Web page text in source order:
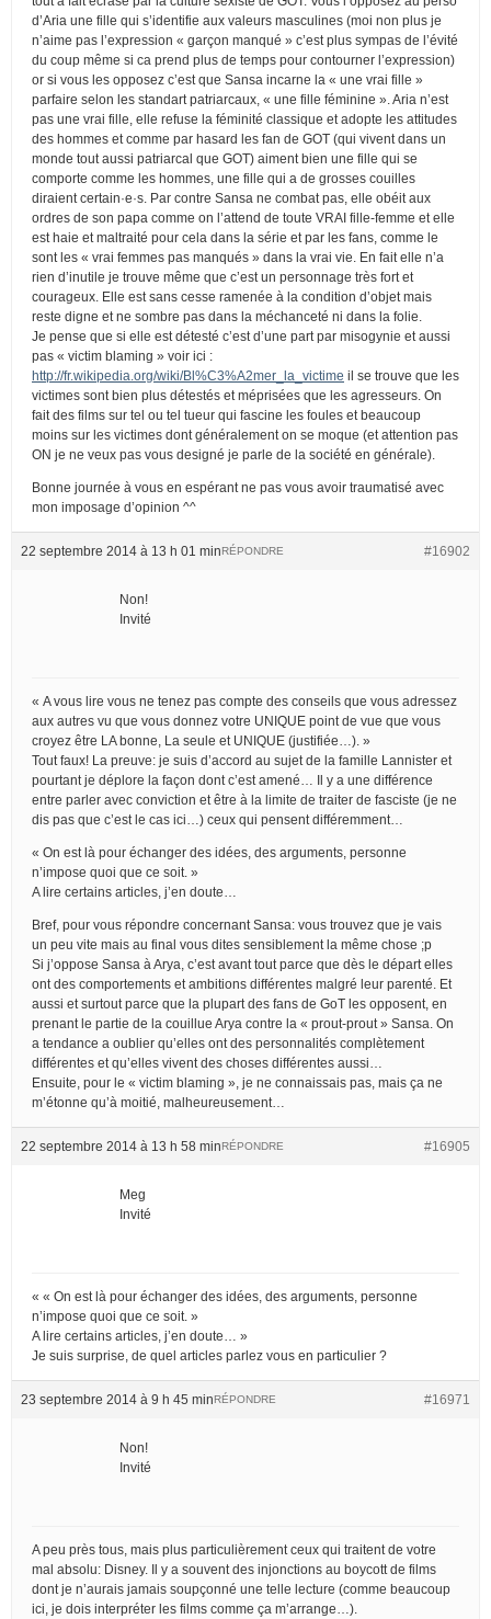
d’Aria une fille qui s’identifie aux valeurs masculines (moi non plus je
n’aime pas l’expression « garçon manqué » c’est plus sympas de l’évité
du coup même si ca prend plus de temps pour contourner l’expression)
or si vous les opposez c’est que Sansa incarne la « une vrai fille »
parfaire selon les standart patriarcaux, « une fille féminine ». Aria n’est
pas une vrai fille, elle refuse la féminité classique et adopte les attitudes
des hommes et comme par hasard les fan de GOT (qui vivent dans un
monde tout aussi patriarcal que GOT) aiment bien une fille qui se
comporte comme les hommes, une fille qui a de grosses couilles
diraient certain·e·s. Par contre Sansa ne combat pas, elle obéit aux
ordres de son papa comme on l’attend de toute VRAI fille-femme et elle
est haie et maltraité pour cela dans la série et par les fans, comme le
sont les « vrai femmes pas manqués » dans la vrai vie. En fait elle n’a
rien d’inutile je trouve même que c’est un personnage très fort et
courageux. Elle est sans cesse ramenée à la condition d’objet mais
reste digne et ne sombre pas dans la méchanceté ni dans la folie.
Je pense que si elle est détesté c’est d’une part par misogynie et aussi
pas « victim blaming » voir ici :
http://fr.wikipedia.org/wiki/Bl%C3%A2mer_la_victime il se trouve que les
victimes sont bien plus détestés et méprisées que les agresseurs. On
fait des films sur tel ou tel tueur qui fascine les foules et beaucoup
moins sur les victimes dont généralement on se moque (et attention pas
ON je ne veux pas vous designé je parle de la société en générale).
Bonne journée à vous en espérant ne pas vous avoir traumatisé avec
mon imposage d’opinion ^^
22 septembre 2014 à 13 h 01 min #16902
RÉPONDRE
Non!
Invité
« A vous lire vous ne tenez pas compte des conseils que vous adressez
aux autres vu que vous donnez votre UNIQUE point de vue que vous
croyez être LA bonne, La seule et UNIQUE (justifiée…). »
Tout faux! La preuve: je suis d’accord au sujet de la famille Lannister et
pourtant je déplore la façon dont c’est amené… Il y a une différence
entre parler avec conviction et être à la limite de traiter de fasciste (je ne
dis pas que c’est le cas ici…) ceux qui pensent différemment…
« On est là pour échanger des idées, des arguments, personne
n’impose quoi que ce soit. »
A lire certains articles, j’en doute…
Bref, pour vous répondre concernant Sansa: vous trouvez que je vais
un peu vite mais au final vous dites sensiblement la même chose ;p
Si j’oppose Sansa à Arya, c’est avant tout parce que dès le départ elles
ont des comportements et ambitions différentes malgré leur parenté. Et
aussi et surtout parce que la plupart des fans de GoT les opposent, en
prenant le partie de la couillue Arya contre la « prout-prout » Sansa. On
a tendance a oublier qu’elles ont des personnalités complètement
différentes et qu’elles vivent des choses différentes aussi…
Ensuite, pour le « victim blaming », je ne connaissais pas, mais ça ne
m’étonne qu’à moitié, malheureusement…
22 septembre 2014 à 13 h 58 min #16905
RÉPONDRE
Meg
Invité
« « On est là pour échanger des idées, des arguments, personne
n’impose quoi que ce soit. »
A lire certains articles, j’en doute… »
Je suis surprise, de quel articles parlez vous en particulier ?
23 septembre 2014 à 9 h 45 min #16971
RÉPONDRE
Non!
Invité
A peu près tous, mais plus particulièrement ceux qui traitent de votre
mal absolu: Disney. Il y a souvent des injonctions au boycott de films
dont je n’aurais jamais soupçonné une telle lecture (comme beaucoup
ici, je dois interpréter les films comme ça m’arrange…).